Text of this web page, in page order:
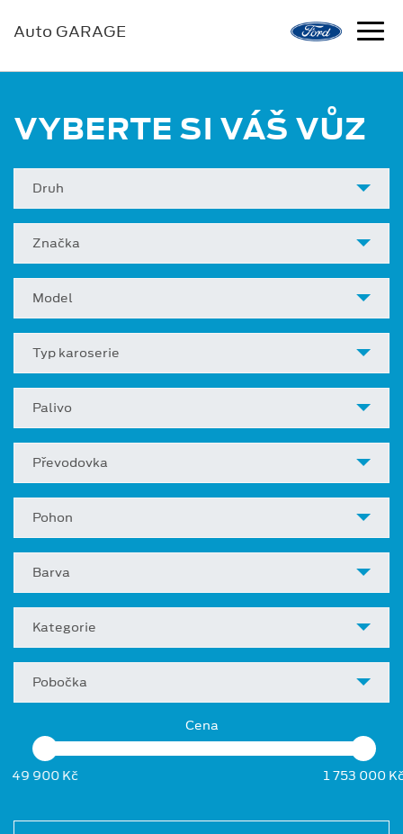
Auto GARAGE
VYBERTE SI VÁŠ VŮZ
Druh
Značka
Model
Typ karoserie
Palivo
Převodovka
Pohon
Barva
Kategorie
Pobočka
Cena
49 900 Kč 1 753 000